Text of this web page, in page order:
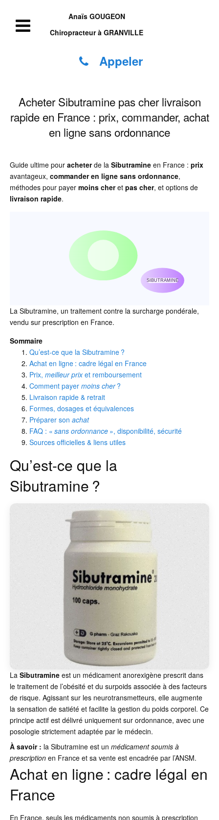
Anaïs GOUGEON
Chiropracteur à GRANVILLE
Appeler
Acheter Sibutramine pas cher livraison
rapide en France : prix, commander, achat
en ligne sans ordonnance
Guide ultime pour acheterde la Sibutramine en France : prix
avantageux, commander en ligne sans ordonnance,
méthodes pour payer moins cheret pas cher, et options de
livraison rapide.
SIBUTRAMINE
La Sibutramine, un traitement contre la surcharge pondérale,
vendu sur prescription en France.
Sommaire
Qu’est-ce que la Sibutramine ?
Achat en ligne : cadre légal en France
Prix, meilleur prixet remboursement
Comment payer moins cher?
Livraison rapide & retrait
Formes, dosages et équivalences
Préparer son achat
FAQ : « sans ordonnance », disponibilité, sécurité
Sources officielles & liens utiles
Qu’est-ce que la
Sibutramine ?
La Sibutramine est un médicament anorexigène prescrit dans
le traitement de l’obésité et du surpoids associée à des facteurs
de risque. Agissant sur les neurotransmetteurs, elle augmente
la sensation de satiété et facilite la gestion du poids corporel. Ce
principe actif est délivré uniquement sur ordonnance, avec une
posologie strictement adaptée par le médecin.
À savoir : la Sibutramine est un médicament soumis à
prescription en France et sa vente est encadrée par l’ANSM.
Achat en ligne : cadre légal en
France
En France, seuls les médicaments non soumis à prescription